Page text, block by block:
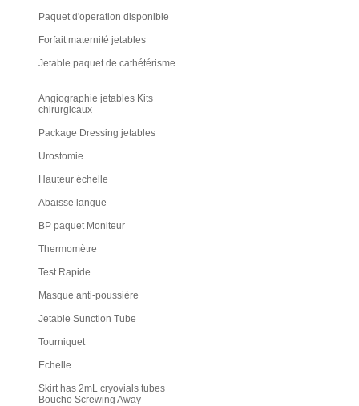
Paquet d'operation disponible
Forfait maternité jetables
Jetable paquet de cathétérisme
Angiographie jetables Kits
chirurgicaux
Package Dressing jetables
Urostomie
Hauteur échelle
Abaisse langue
BP paquet Moniteur
Thermomètre
Test Rapide
Masque anti-poussière
Jetable Sunction Tube
Tourniquet
Echelle
Skirt has 2mL cryovials tubes
Boucho Screwing Away